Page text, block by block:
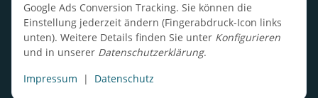
Google Ads Conversion Tracking. Sie können die
Einstellung jederzeit ändern (Fingerabdruck-Icon links
unten). Weitere Details finden Sie unter Konfigurieren
und in unserer Datenschutzerklärung.
Impressum
| Datenschutz
Design, Entwicklung & technische Betreuung: UpCode.ONE Sp.
z o.o.